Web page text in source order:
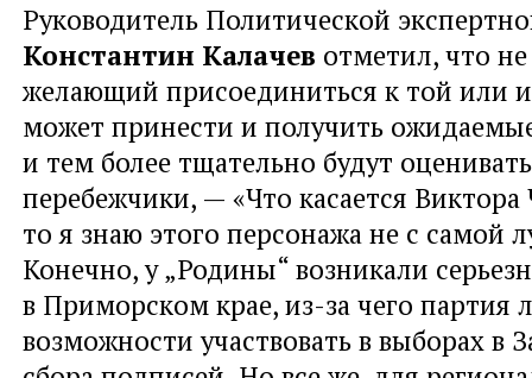
Руководитель Политической
Константин Калачев отметил, что
желающий присоединиться к той или
может принести и получить
и тем более тщательно будут
перебежчики, — «Что касается Виктора
то я знаю этого персонажа не с самой
Конечно, у „Родины“ возникали
в Приморском крае, из-за чего партия
возможности участвовать в выборах в